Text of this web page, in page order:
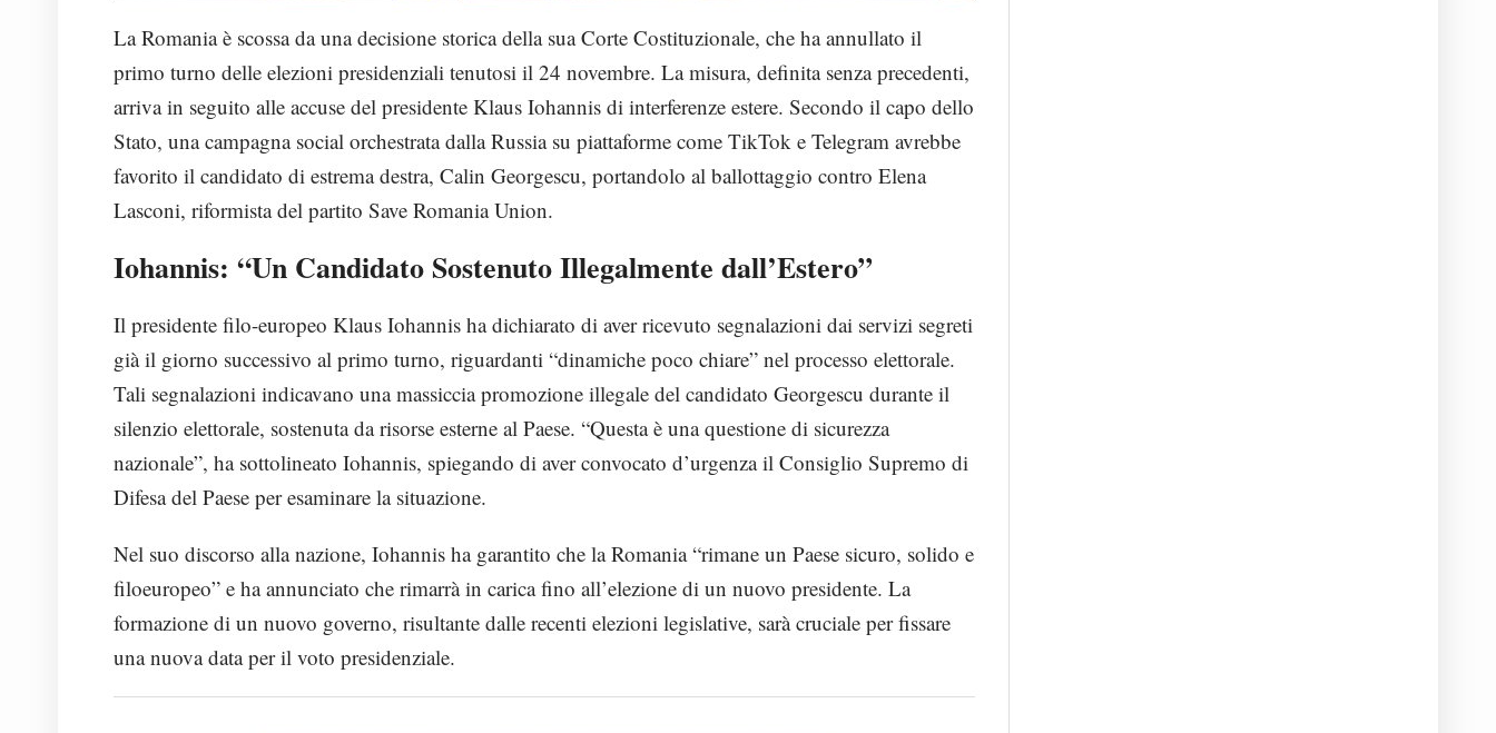
La Romania è scossa da una decisione storica della sua Corte Costituzionale, che ha annullato il
primo turno delle elezioni presidenziali tenutosi il 24 novembre. La misura, definita senza precedenti,
arriva in seguito alle accuse del presidente Klaus Iohannis di interferenze estere. Secondo il capo dello
Stato, una campagna social orchestrata dalla Russia su piattaforme come TikTok e Telegram avrebbe
favorito il candidato di estrema destra, Calin Georgescu, portandolo al ballottaggio contro Elena
Lasconi, riformista del partito Save Romania Union.
Iohannis: “Un Candidato Sostenuto Illegalmente dall’Estero”
Il presidente filo-europeo Klaus Iohannis ha dichiarato di aver ricevuto segnalazioni dai servizi segreti
già il giorno successivo al primo turno, riguardanti “dinamiche poco chiare” nel processo elettorale.
Tali segnalazioni indicavano una massiccia promozione illegale del candidato Georgescu durante il
silenzio elettorale, sostenuta da risorse esterne al Paese. “Questa è una questione di sicurezza
nazionale”, ha sottolineato Iohannis, spiegando di aver convocato d’urgenza il Consiglio Supremo di
Difesa del Paese per esaminare la situazione.
Nel suo discorso alla nazione, Iohannis ha garantito che la Romania “rimane un Paese sicuro, solido e
filoeuropeo” e ha annunciato che rimarrà in carica fino all’elezione di un nuovo presidente. La
formazione di un nuovo governo, risultante dalle recenti elezioni legislative, sarà cruciale per fissare
una nuova data per il voto presidenziale.